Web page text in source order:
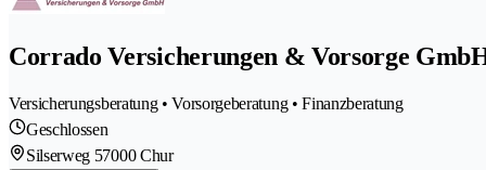
Corrado Versicherungen & Vorsorge
Versicherungsberatung • Vorsorgeberatung • Finanzberatung
Geschlossen
Silserweg 57000 Chur